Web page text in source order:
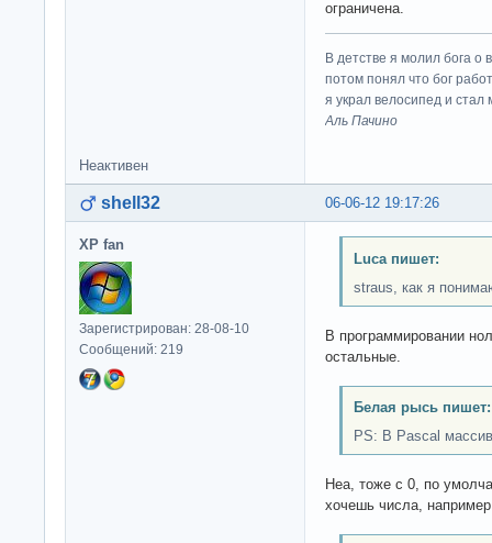
ограничена.
В детстве я молил бога о
потом понял что бог
я украл велосипед и стал
Аль Пачино
Неактивен
06-06-12 19:17:26
shell32
XP fan
Зарегистрирован: 28-08-10
Сообщений: 219
Luca пишет:
straus, как я
В программировании
остальные.
Белая рысь пишет:
PS: В Pascal
Неа, тоже с 0, по
хочешь числа,